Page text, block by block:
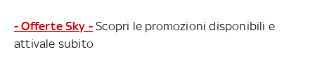
- Offerte Sky - Scopri le promozioni disponibili e
attivale subito